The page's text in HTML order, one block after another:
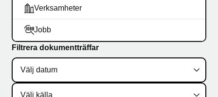
S
a
Verksamheter
Jobb
Filtrera dokumentträffar